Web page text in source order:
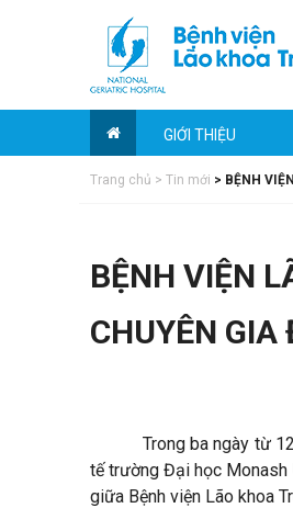
GIỚI THIỆU
Trang chủ > Tin mới > BỆNH
BỆNH VIỆN
CHUYÊN
Trong ba ngày từ
tế trường Đại học Monash
giữa Bệnh viện Lão khoa